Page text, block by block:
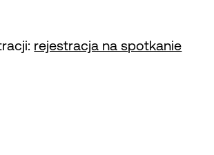
rejestracja na spotkanie